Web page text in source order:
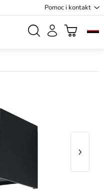
Pomoc i kontakt